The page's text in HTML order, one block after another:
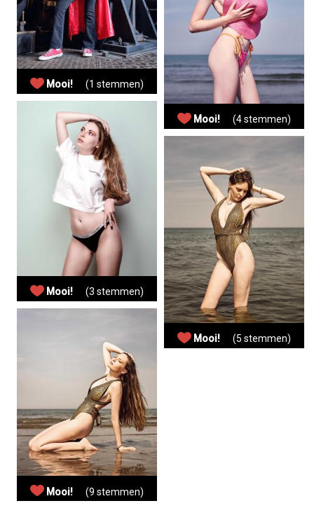
Mooi! (1 stemmen)
Mooi! (3 stemmen)
Mooi! (9 stemmen)
Mooi! (4 stemmen)
Mooi! (5 stemmen)